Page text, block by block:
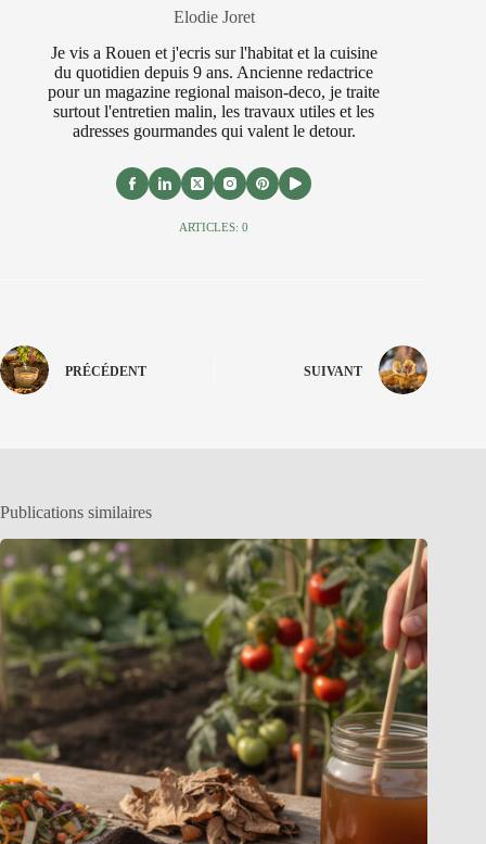
Elodie Joret
Je vis a Rouen et j'ecris sur l'habitat et la cuisine
du quotidien depuis 9 ans. Ancienne redactrice
pour un magazine regional maison-deco, je traite
surtout l'entretien malin, les travaux utiles et les
adresses gourmandes qui valent le detour.
ARTICLES: 0
PRÉCÉDENT SUIVANT
Publications similaires